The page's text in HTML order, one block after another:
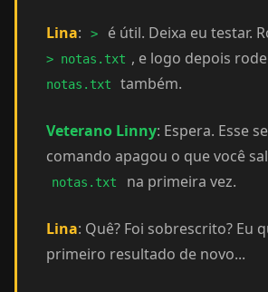
Lina: > é útil. Deixa eu testar.
> notas.txt , e logo depois
notas.txt
também.
Veterano Linny: Espera. Esse
comando apagou o que você
notas.txt na primeira vez.
Lina: Quê? Foi sobrescrito? Eu
primeiro resultado de novo...